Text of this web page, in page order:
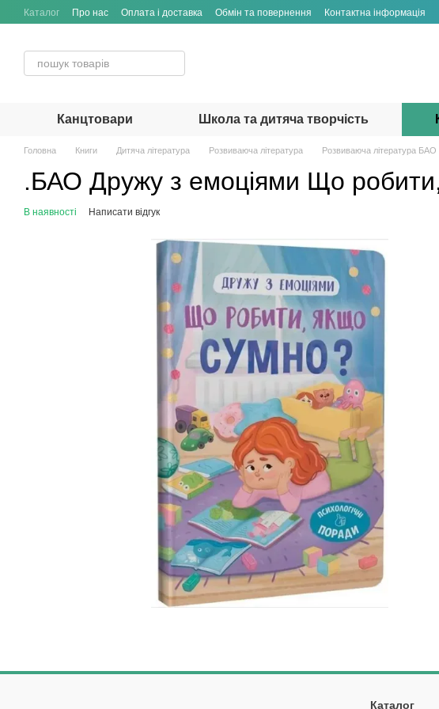
Перейти до основного контенту
Каталог Про нас Оплата і доставка Обмін та повернення Контактна інформація
Канцтовари Школа та дитяча творчість
Головна Книги Дитяча література Розвиваюча література Розвиваюча література БАО
.БАО Дружу з емоціями Що
В наявності Написати відгук
Каталог